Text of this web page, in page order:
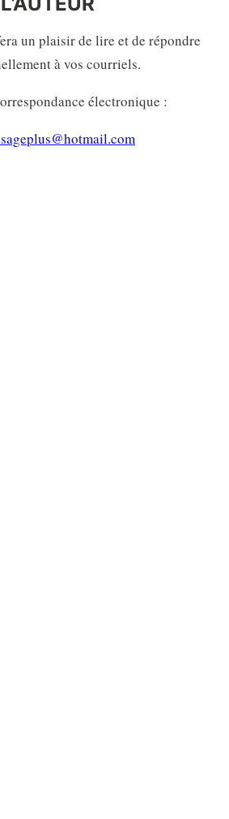
un plaisir de lire et de répondre
à vos courriels.
électronique :